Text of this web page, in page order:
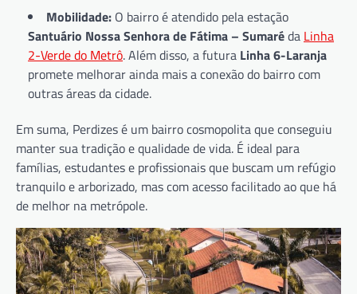
Mobilidade: O bairro é atendido pela estação
Santuário Nossa Senhora de Fátima – Sumaréda Linha
2-Verde do Metrô. Além disso, a futura Linha 6-Laranja
promete melhorar ainda mais a conexão do bairro com
outras áreas da cidade.
Em suma, Perdizes é um bairro cosmopolita que conseguiu
manter sua tradição e qualidade de vida. É ideal para
famílias, estudantes e profissionais que buscam um refúgio
tranquilo e arborizado, mas com acesso facilitado ao que há
de melhor na metrópole.